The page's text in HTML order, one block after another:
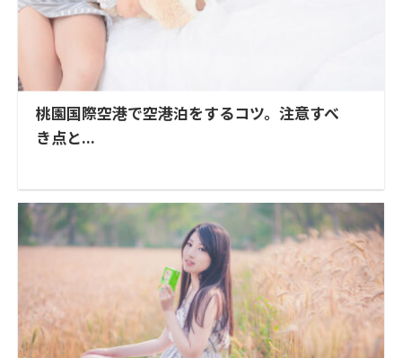
桃園国際空港で空港泊をするコツ。注意すべ
き点と...